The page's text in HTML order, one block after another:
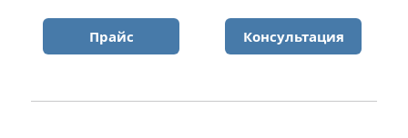
Прайс Консультация